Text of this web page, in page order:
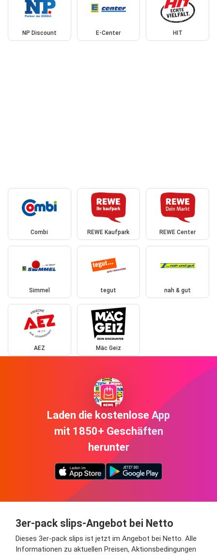
NP Discount E-Center HIT
Combi REWE Kaufpark REWE Center
Simmel tegut nah & gut
AEZ Mäc Geiz
Laden die kostenlose App
mit 1850+ Geschäften
herunter
3er-pack slips-Angebot bei Netto
Dieses 3er-pack slips ist jetzt im Angebot bei Netto. Alle
Informationen zu aktuellen Preisen, Aktionsbedingungen